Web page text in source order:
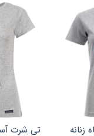
زنانه